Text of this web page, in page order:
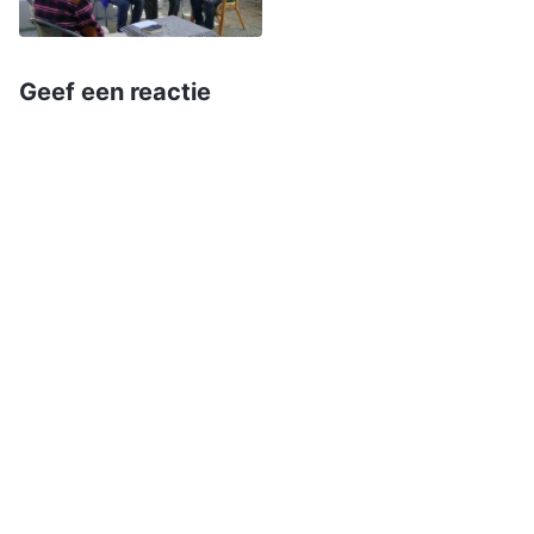
weigerde totaal om nog een enkel woord te
Geef een reactie